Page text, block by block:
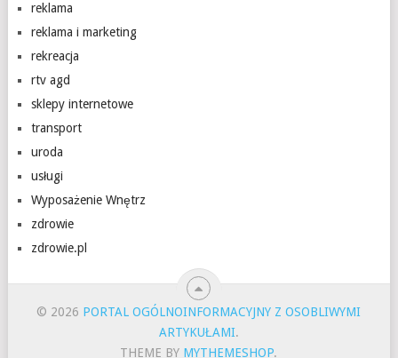
reklama
reklama i marketing
rekreacja
rtv agd
sklepy internetowe
transport
uroda
usługi
Wyposażenie Wnętrz
zdrowie
zdrowie.pl
© 2026 PORTAL OGÓLNOINFORMACYJNY Z OSOBLIWYMI
ARTYKUŁAMI.
THEME BY MYTHEMESHOP.